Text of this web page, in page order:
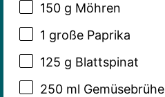
150 g Möhren
1 große Paprika
125 g Blattspinat
250ml Gemüsebrühe